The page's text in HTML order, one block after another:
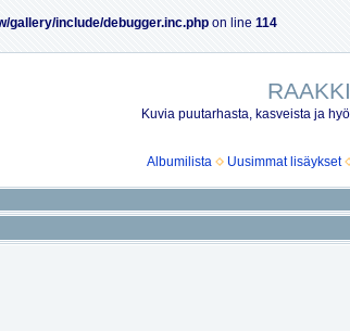
gallery/include/debugger.inc.php on line 114
Kuvia puutarhasta, kasveista ja
Albumilista
Uusimmat lisäykset